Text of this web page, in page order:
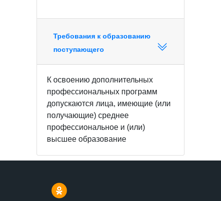
Требования к образованию
поступающего
К освоению дополнительных
профессиональных программ
допускаются лица, имеющие (или
получающие) среднее
профессиональное и (или)
высшее образование